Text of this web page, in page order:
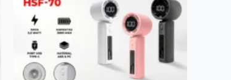
varian.
Pilihan
ini
dapat
diambil